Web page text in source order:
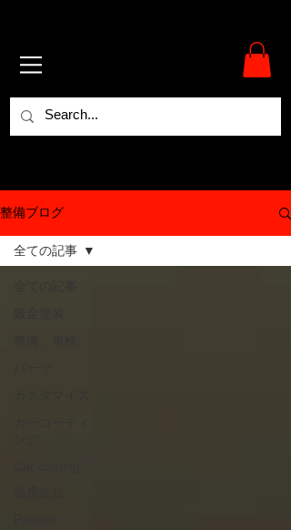
整備ブログ
全ての記事